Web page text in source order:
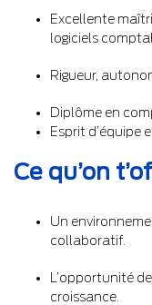
Excellente
logiciels
Rigueur,
Diplôme en
Esprit d’équipe
Ce qu’on
Un
collaboratif.
L’opportunité
croissance.